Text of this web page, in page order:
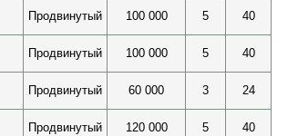
Продвинутый 100 000 5 40
Продвинутый 100 000 5 40
Продвинутый 60 000 3 24
Продвинутый 120 000 5 40